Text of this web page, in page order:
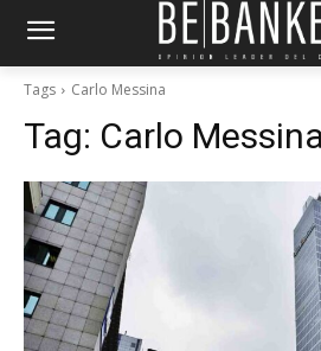
Tags Carlo Messina
Tag: Carlo